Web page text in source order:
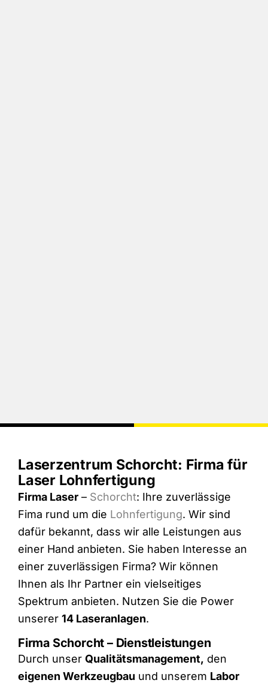
Laserzentrum Schorcht: Firma für
Laser Lohnfertigung
Firma Laser – Schorcht: Ihre zuverlässige
Fima rund um die Lohnfertigung. Wir sind
dafür bekannt, dass wir alle Leistungen aus
einer Hand anbieten. Sie haben Interesse an
einer zuverlässigen Firma? Wir können
Ihnen als Ihr Partner ein vielseitiges
Spektrum anbieten. Nutzen Sie die Power
unserer 14 Laseranlagen.
Firma Schorcht – Dienstleistungen
Durch unser Qualitätsmanagement, den
eigenen Werkzeugbau und unserem Labor